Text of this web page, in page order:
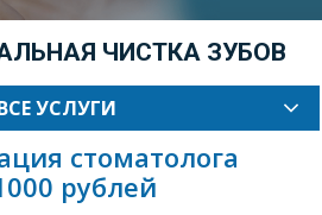
ЧИСТКА ЗУБОВ
УСЛУГИ
стоматолога
рублей